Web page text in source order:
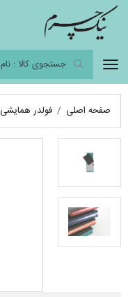
صفحه اصلی فولدر همایشی